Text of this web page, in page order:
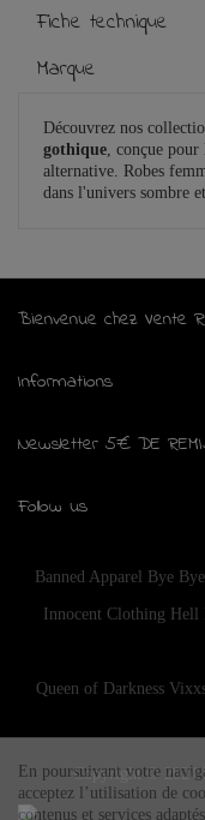
Fiche technique
Marque
Découvrez nos
gothique, conçue pour
alternative. Robes
dans l'univers sombre
Bienvenue chez Vente
Informations
Newsletter 5€ DE
Follow us
Banned Apparel Bye
Innocent Clothing Hell
Queen of Darkness
Copyright © 2024
En poursuivant votre
acceptez l’utilisation de
contenus et services